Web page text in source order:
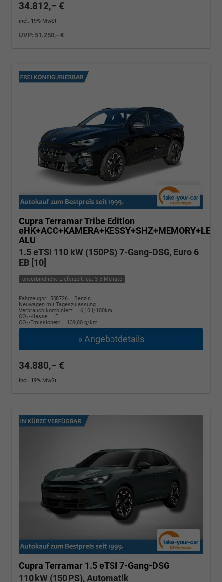
34.812,– €
incl. 19% MwSt.
UVP: 51.250,– €
Cupra TerramarTribe Edition
ALU
1.5 eTSI 110 kW (150PS) 7-Gang-DSG, Euro 6
EB [10]
unverbindliche Lieferzeit: ca. 3-5 Monate
Fahrzeugnr.: 508726
Benzin
Neuwagen mit Tageszulassung
Verbrauch kombiniert:
6,10 l/100km
CO2-Klasse:
E
CO2-Emissionen: 139,00 g/km
» Angebotdetails
34.880,– €
incl. 19% MwSt.
Cupra Terramar 1.5 eTSI 7-Gang-DSG
110 kW (150 PS), Automatik